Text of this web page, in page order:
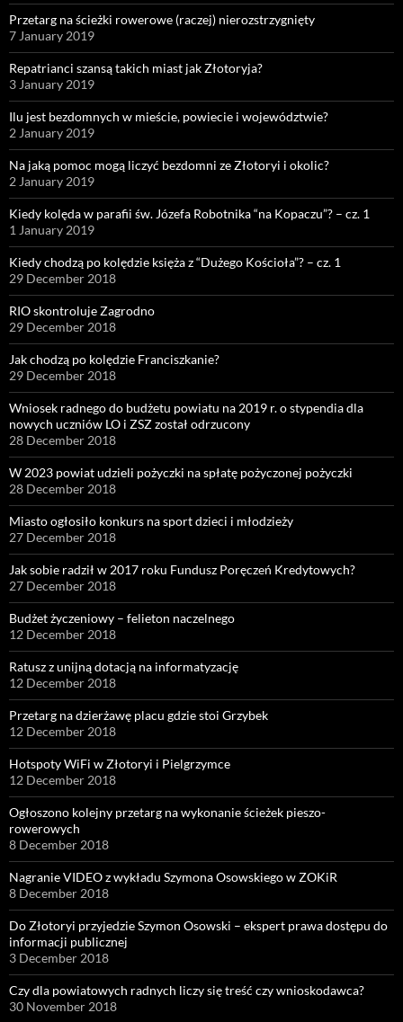
Przetarg na ścieżki rowerowe (raczej) nierozstrzygnięty
7 January 2019
Repatrianci szansą takich miast jak Złotoryja?
3 January 2019
Ilu jest bezdomnych w mieście, powiecie i województwie?
2 January 2019
Na jaką pomoc mogą liczyć bezdomni ze Złotoryi i okolic?
2 January 2019
Kiedy kolęda w parafii św. Józefa Robotnika “na Kopaczu”? – cz. 1
1 January 2019
Kiedy chodzą po kolędzie księża z “Dużego Kościoła”? – cz. 1
29 December 2018
RIO skontroluje Zagrodno
29 December 2018
Jak chodzą po kolędzie Franciszkanie?
29 December 2018
Wniosek radnego do budżetu powiatu na 2019 r. o stypendia dla
nowych uczniów LO i ZSZ został odrzucony
28 December 2018
W 2023 powiat udzieli pożyczki na spłatę pożyczonej pożyczki
28 December 2018
Miasto ogłosiło konkurs na sport dzieci i młodzieży
27 December 2018
Jak sobie radził w 2017 roku Fundusz Poręczeń Kredytowych?
27 December 2018
Budżet życzeniowy – felieton naczelnego
12 December 2018
Ratusz z unijną dotacją na informatyzację
12 December 2018
Przetarg na dzierżawę placu gdzie stoi Grzybek
12 December 2018
Hotspoty WiFi w Złotoryi i Pielgrzymce
12 December 2018
Ogłoszono kolejny przetarg na wykonanie ścieżek pieszo-
rowerowych
8 December 2018
Nagranie VIDEO z wykładu Szymona Osowskiego w ZOKiR
8 December 2018
Do Złotoryi przyjedzie Szymon Osowski – ekspert prawa dostępu do
informacji publicznej
3 December 2018
Czy dla powiatowych radnych liczy się treść czy wnioskodawca?
30 November 2018